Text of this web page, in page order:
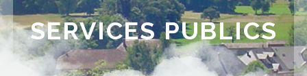
SERVICES PUBLICS